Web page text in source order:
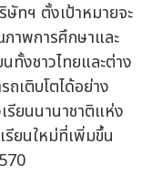
ทฯ ตั้งเป้าหมายจะ
ภาพการศึกษาและ
ทั้งชาวไทยและต่าง
เติบโตได้อย่าง
รียนนานาชาติแห่ง
ยนใหม่ที่เพิ่มขึ้น